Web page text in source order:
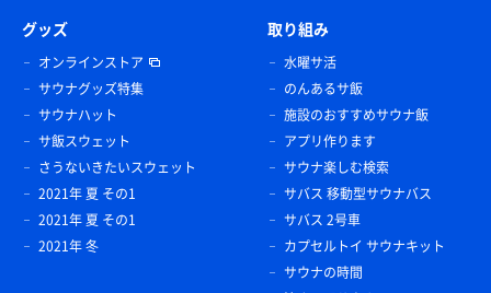
グッズ
オンラインストア
サウナグッズ特集
サウナハット
サ飯スウェット
さうないきたいスウェット
2021年 夏 その1
2021年 夏 その1
2021年 冬
取り組み
水曜サ活
のんあるサ飯
施設のおすすめサウナ飯
アプリ作ります
サウナ楽しむ検索
サバス 移動型サウナバス
サバス 2号車
カプセルトイ サウナキット
サウナの時間